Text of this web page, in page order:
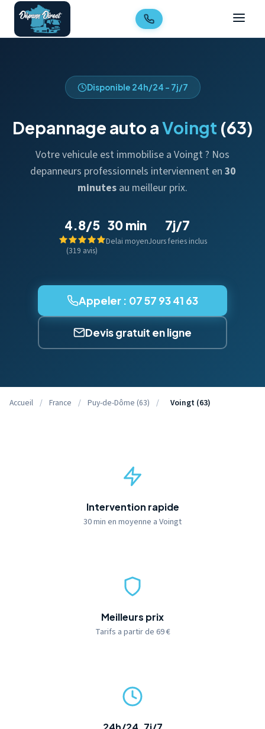
Disponible 24h/24 - 7j/7
Depannage auto aVoingt (63)
Votre vehicule est immobilise a Voingt ? Nos
depanneurs professionnels interviennent en 30
minutes au meilleur prix.
4.8/5
(319 avis)
30 min
Delai moyen
7j/7
Jours feries inclus
Appeler : 07 57 93 41 63
Devis gratuit en ligne
Accueil / France / Puy-de-Dôme (63) / Voingt (63)
Intervention rapide
30 min en moyenne a Voingt
Meilleurs prix
Tarifs a partir de 69 €